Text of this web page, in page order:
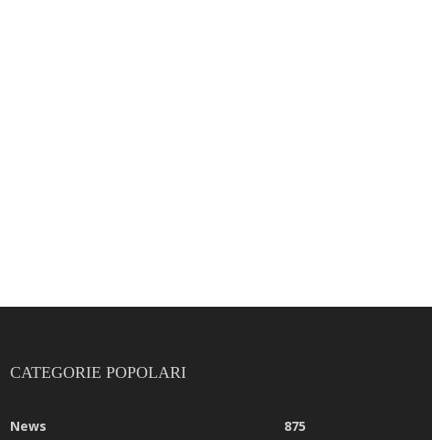
CATEGORIE POPOLARI
News
875